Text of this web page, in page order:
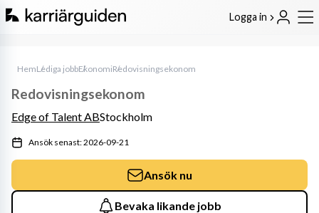
Logga in
HemLediga jobbEkonomiRedovisningsekonom
Redovisningsekonom
Edge of Talent ABStockholm
Ansök senast: 2026-09-21
Ansök nu
Bevaka likande jobb